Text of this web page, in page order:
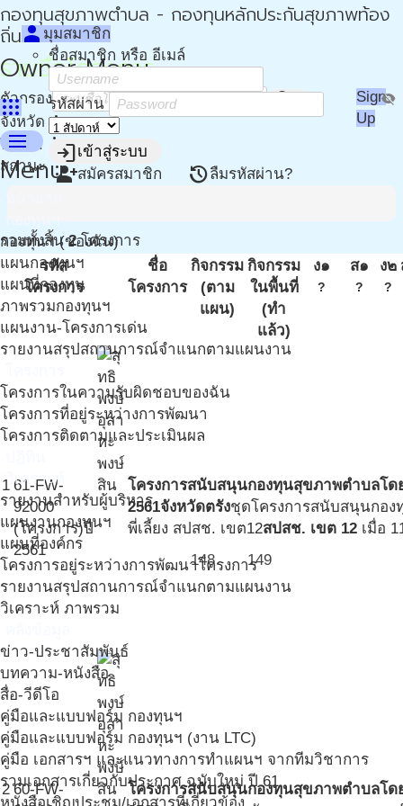
กองทุนสุขภาพตำบล - กองทุนหลักประกันสุขภาพท้อง
ถิ่น - กปท
Owner Menu
apps
person มุมสมาชิก
ชื่อสมาชิก หรือ อีเมล์
รหัสผ่าน visibility_off
loginเข้าสู่ระบบ
person_addสมัครสมาชิก restoreลืมรหัสผ่าน?
Sign
Up
menu
Menu
กองทุนฯ (ของฉัน)
แผนกองทุนฯ
แผนที่กองทุน
ภาพรวมกองทุนฯ
แผนงาน-โครงการเด่น
รายงานสรุปสถานการณ์จำแนกตามแผนงาน
โครงการในความรับผิดชอบของฉัน
โครงการที่อยู่ระหว่างการพัฒนา
โครงการติดตามและประเมินผล
วิเคราะห์
รายงานสำหรับผู้บริหาร
แผนงานกองทุนฯ
แผนที่องค์กร
โครงการอยู่ระหว่างการพัฒนาโครงการ
รายงานสรุปสถานการณ์จำแนกตามแผนงาน
วิเคราะห์ ภาพรวม
ข่าว-ประชาสัมพันธ์
บทความ-หนังสือ
สื่อ-วีดีโอ
คู่มือและแบบฟอร์ม กองทุนฯ
คู่มือและแบบฟอร์ม กองทุนฯ (งาน LTC)
คู่มือ เอกสารฯ และแนวทางการทำแผนฯ จากทีมวิชาการ
รวมเอกสารเกี่ยวกับประกาศ ฉบับใหม่ ปี 61
หนังสือเชิญประชุม/เอกสารที่เกี่ยวข้อง
รายชื่อโครงการ
ตัวกรอง search
จังหวัด more_vert
ปี พ.ศ. more_vert
สถานะmore_vert
รวมทั้งสิ้น2โครงการ
รหัส
โครงการ
ชื่อ
โครงการ
กิจกรรม
(ตาม
แผน)
กิจกรรม
ในพื้นที่
(ทำ
แล้ว)
ง๑
?
ส๑
?
ง๒
?
1 61-FW-
92000
(โครงการ)ปี
2561
โครงการสนับสนุนกองทุนสุขภาพตำบลโด
2561จังหวัดตรังชุดโครงการสนับสนุนกอ
พี่เลี้ยง สปสช. เขต12สปสช. เขต 12 เมื่อ
148
149
2 60-FW-
โครงการสนับสนุนกองทุนสุขภาพตำบลโด